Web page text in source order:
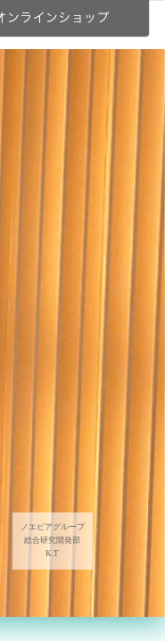
ノエビアグループ
総合研究開発部
K.T